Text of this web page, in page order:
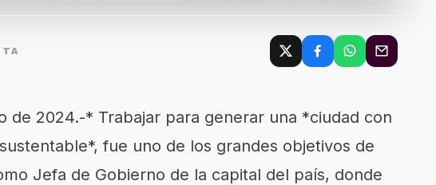
de 2024.-* Trabajar para generar una *ciudad con
fue uno de los grandes objetivos de
Jefa de Gobierno de la capital del país, donde